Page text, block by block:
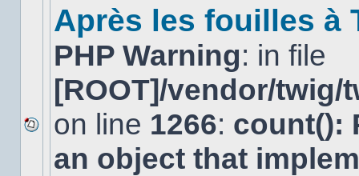
Aucun
nouveau
message
Après les fouilles à
PHP Warning: in file
[ROOT]/vendor/
on line 1266: count():
an object that